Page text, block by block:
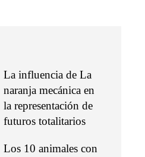
La influencia de La
naranja mecánica en
la representación de
futuros totalitarios
Los 10 animales con